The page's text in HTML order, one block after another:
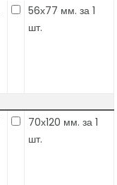
56х77 мм. за 1
шт.
70х120 мм. за 1
шт.